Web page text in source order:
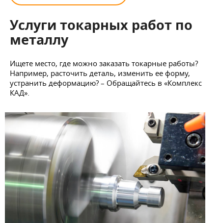
Услуги токарных работ по
металлу
Ищете место, где можно заказать токарные работы?
Например, расточить деталь, изменить ее форму,
устранить деформацию? – Обращайтесь в «Комплекс
КАД».